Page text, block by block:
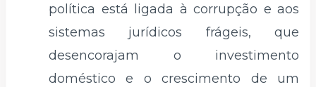
política está ligada à corrupção e aos
sistemas jurídicos frágeis, que
desencorajam o investimento
doméstico e o crescimento de um